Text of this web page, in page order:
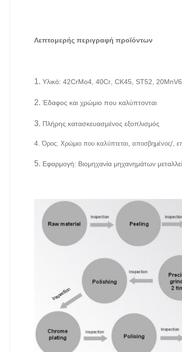
Λεπτομερής περιγραφή προϊόντων
1. Υλικό: 42CrMo4, 40Cr, CK45, ST52, 20MnV6
2. Έδαφος και χρώμιο που καλύπτονται
3. Πλήρης κατασκευασμένος εξοπλισμός
4. Όρος: Χρώμιο που καλύπτεται, αποσβημένος/,
5. Εφαρμογή: Βιομηχανία μηχανημάτων